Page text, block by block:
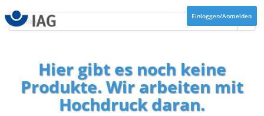
Einloggen/Anmelden
Hier gibt es noch keine
Produkte. Wir arbeiten mit
Hochdruck daran.